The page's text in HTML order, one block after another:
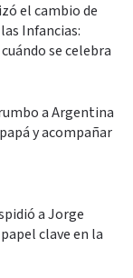
el cambio de
Infancias:
se celebra
a Argentina
y acompañar
a Jorge
clave en la